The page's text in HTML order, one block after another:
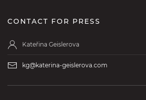
CONTACT FOR PRESS
Kateřina Geislerova
kg@katerina-geislerova.com